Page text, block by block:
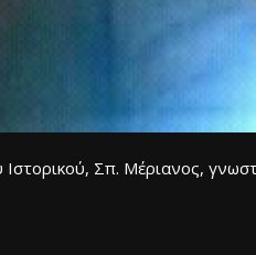
Σπ. Μέριανος,